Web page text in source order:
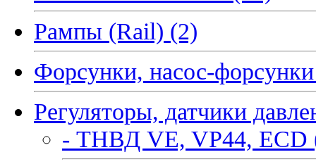
Рампы (Rail) (2)
Форсунки, насос-
Регуляторы, датчики
- ТНВД VE, VP44, ECD